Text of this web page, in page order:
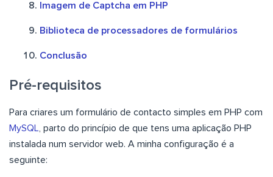
Imagem de Captcha em PHP
Biblioteca de processadores de formulários
Conclusão
Pré-requisitos
Para criares um formulário de contacto simples em PHP com
MySQL, parto do princípio de que tens uma aplicação PHP
instalada num servidor web. A minha configuração é a
seguinte: